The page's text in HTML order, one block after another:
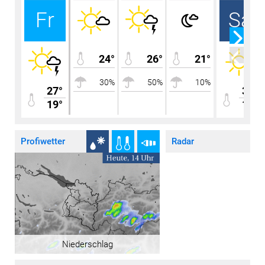
Fr
27°
19°
24°
30%
26°
50%
21°
10%
Sa
30°
16°
Profiwetter
Niederschlag
Radar